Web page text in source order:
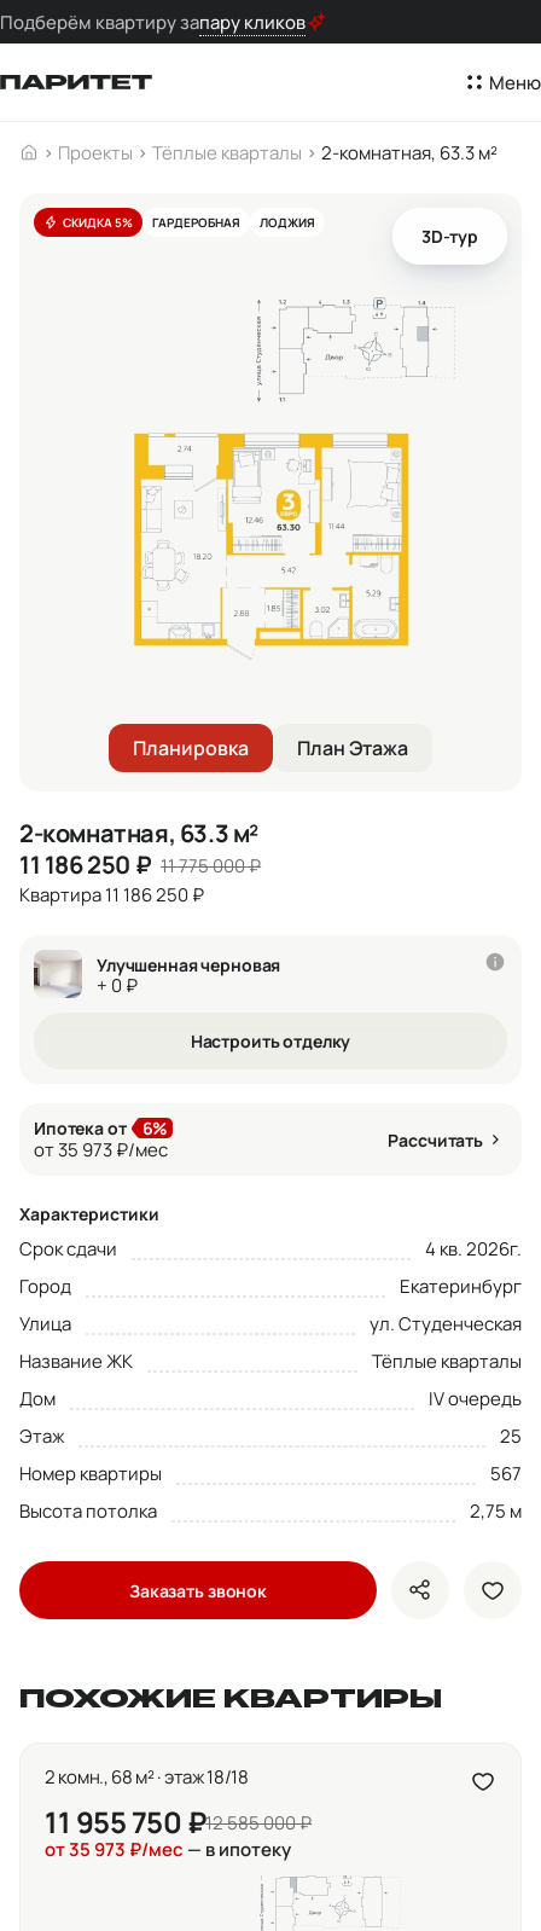
Подберём квартиру запару кликов
Меню
Проекты Тёплые кварталы 2-комнатная, 63.3 м²
СКИДКА 5% ГАРДЕРОБНАЯ ЛОДЖИЯ
Планировка План Этажа
3D-тур
2-комнатная, 63.3 м²
11 186 250 ₽ 11 775 000₽
Квартира 11 186 250 ₽
Улучшенная черновая
+ 0 ₽
Настроить отделку
Ипотека от 6%
от 35 973 ₽/мес Рассчитать
Характеристики
Срок сдачи
4 кв. 2026г.
Город
Екатеринбург
Улица
ул. Студенческая
Название ЖК
Тёплые кварталы
Дом
IV очередь
Этаж
25
Номер квартиры
567
Высота потолка
2,75 м
Заказать звонок показать
ПОХОЖИЕ КВАРТИРЫ
2 комн., 68 м² · этаж 18/18
11 955 750 ₽12 585 000 ₽
от 35 973 ₽/мес — в ипотеку